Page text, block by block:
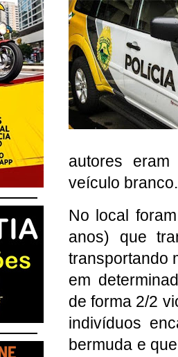
autores
veículo
No local
anos) que
transportando
em
de forma 2/2
indivíduos
bermuda e